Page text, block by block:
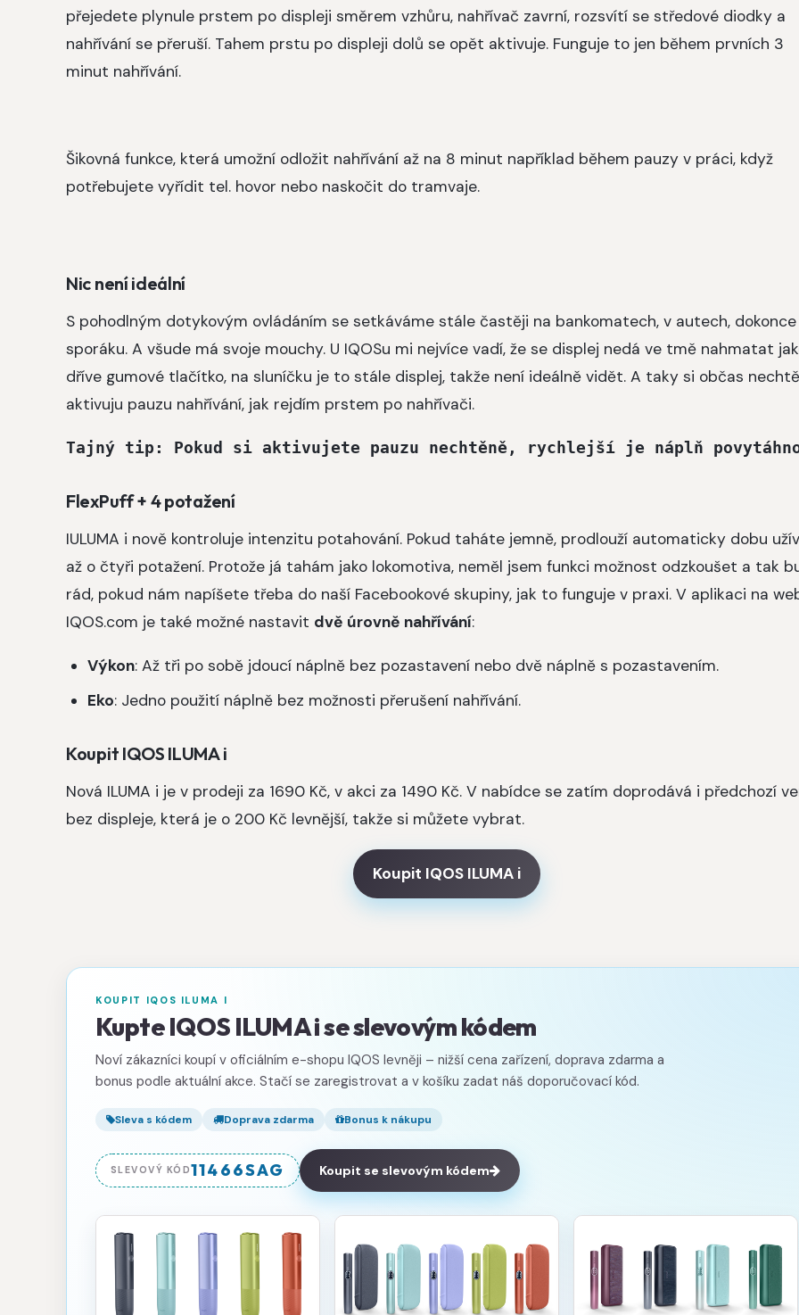
přejedete plynule prstem po displeji směrem vzhůru, nahřívač zavrní, rozsvítí se středové diodky a
nahřívání se přeruší. Tahem prstu po displeji dolů se opět aktivuje. Funguje to jen během prvních 3
minut nahřívání.
Šikovná funkce, která umožní odložit nahřívání až na 8 minut například během pauzy v práci, když
potřebujete vyřídit tel. hovor nebo naskočit do tramvaje.
Nic není ideální
S pohodlným dotykovým ovládáním se setkáváme stále častěji na bankomatech, v autech, dokonce
sporáku. A všude má svoje mouchy. U IQOSu mi nejvíce vadí, že se displej nedá ve tmě nahmatat
dříve gumové tlačítko, na sluníčku je to stále displej, takže není ideálně vidět. A taky si občas
aktivuju pauzu nahřívání, jak rejdím prstem po nahřívači.
Tajný tip: Pokud si aktivujete pauzu nechtěně, rychlejší je náplň
FlexPuff + 4 potažení
IULUMA i nově kontroluje intenzitu potahování. Pokud taháte jemně, prodlouží automaticky dobu
až o čtyři potažení. Protože já tahám jako lokomotiva, neměl jsem funkci možnost odzkoušet a tak
rád, pokud nám napíšete třeba do naší Facebookové skupiny, jak to funguje v praxi. V aplikaci na
IQOS.com je také možné nastavit dvě úrovně nahřívání:
Výkon: Až tři po sobě jdoucí náplně bez pozastavení nebo dvě náplně s pozastavením.
Eko: Jedno použití náplně bez možnosti přerušení nahřívání.
Koupit IQOS ILUMA i
Nová ILUMA i je v prodeji za 1690 Kč, v akci za 1490 Kč. V nabídce se zatím doprodává i předchozí
bez displeje, která je o 200 Kč levnější, takže si můžete vybrat.
Koupit IQOS ILUMA i
KOUPIT IQOS ILUMA I
Kupte IQOS ILUMA i se slevovým kódem
Noví zákazníci koupí v oficiálním e-shopu IQOS levněji – nižší cena zařízení, doprava zdarma a
bonus podle aktuální akce. Stačí se zaregistrovat a v košíku zadat náš doporučovací kód.
Sleva s kódem Doprava zdarma Bonus k nákupu
SLEVOVÝ KÓD11466SAG Koupit se slevovým kódem